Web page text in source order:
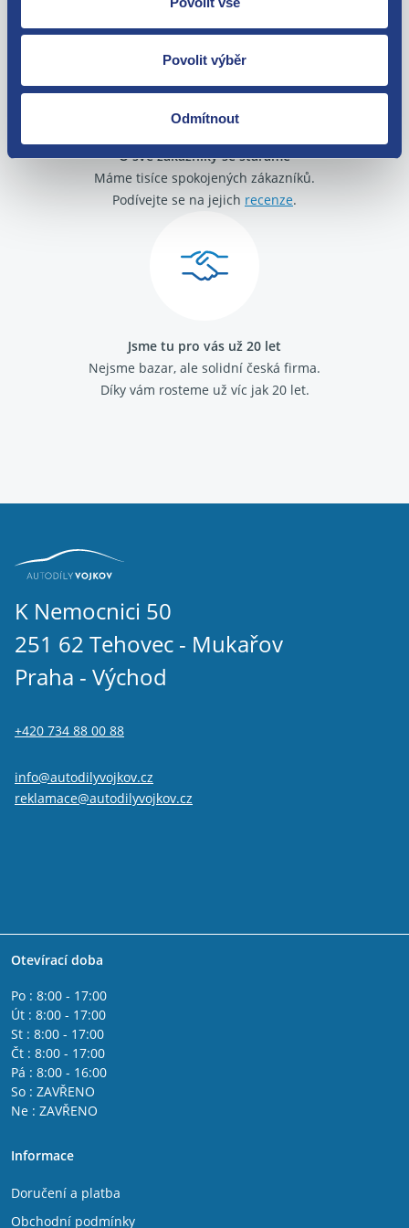
Povolit výběr
Odmítnout
zakoupení. Nebo vám pošleme náhradu.
O své zákazníky se staráme
Máme tisíce spokojených zákazníků.
Podívejte se na jejich recenze.
Jsme tu pro vás už 20 let
Nejsme bazar, ale solidní česká firma.
Díky vám rosteme už víc jak 20 let.
K Nemocnici 50
251 62 Tehovec - Mukařov
Praha - Východ
+420 734 88 00 88
info@autodilyvojkov.cz
reklamace@autodilyvojkov.cz
Otevírací doba
Po : 8:00 - 17:00
Út : 8:00 - 17:00
St : 8:00 - 17:00
Čt : 8:00 - 17:00
Pá : 8:00 - 16:00
So : ZAVŘENO
Ne : ZAVŘENO
Informace
Doručení a platba
Obchodní podmínky